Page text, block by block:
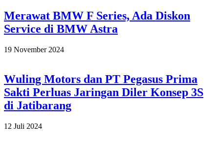
Merawat BMW F Series, Ada Diskon
Service di BMW Astra
2024-
19 November 2024
Wuling Motors dan PT Pegasus Prima
Sakti Perluas Jaringan Diler Konsep 3S
di Jatibarang
2024-
12 Juli 2024